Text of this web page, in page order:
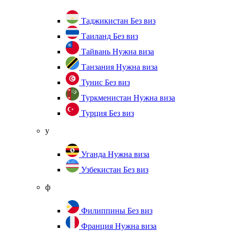
Таджикистан Без виз
Таиланд Без виз
Тайвань Нужна виза
Танзания Нужна виза
Тунис Без виз
Туркменистан Нужна виза
Турция Без виз
у
Уганда Нужна виза
Узбекистан Без виз
ф
Филиппины Без виз
Франция Нужна виза